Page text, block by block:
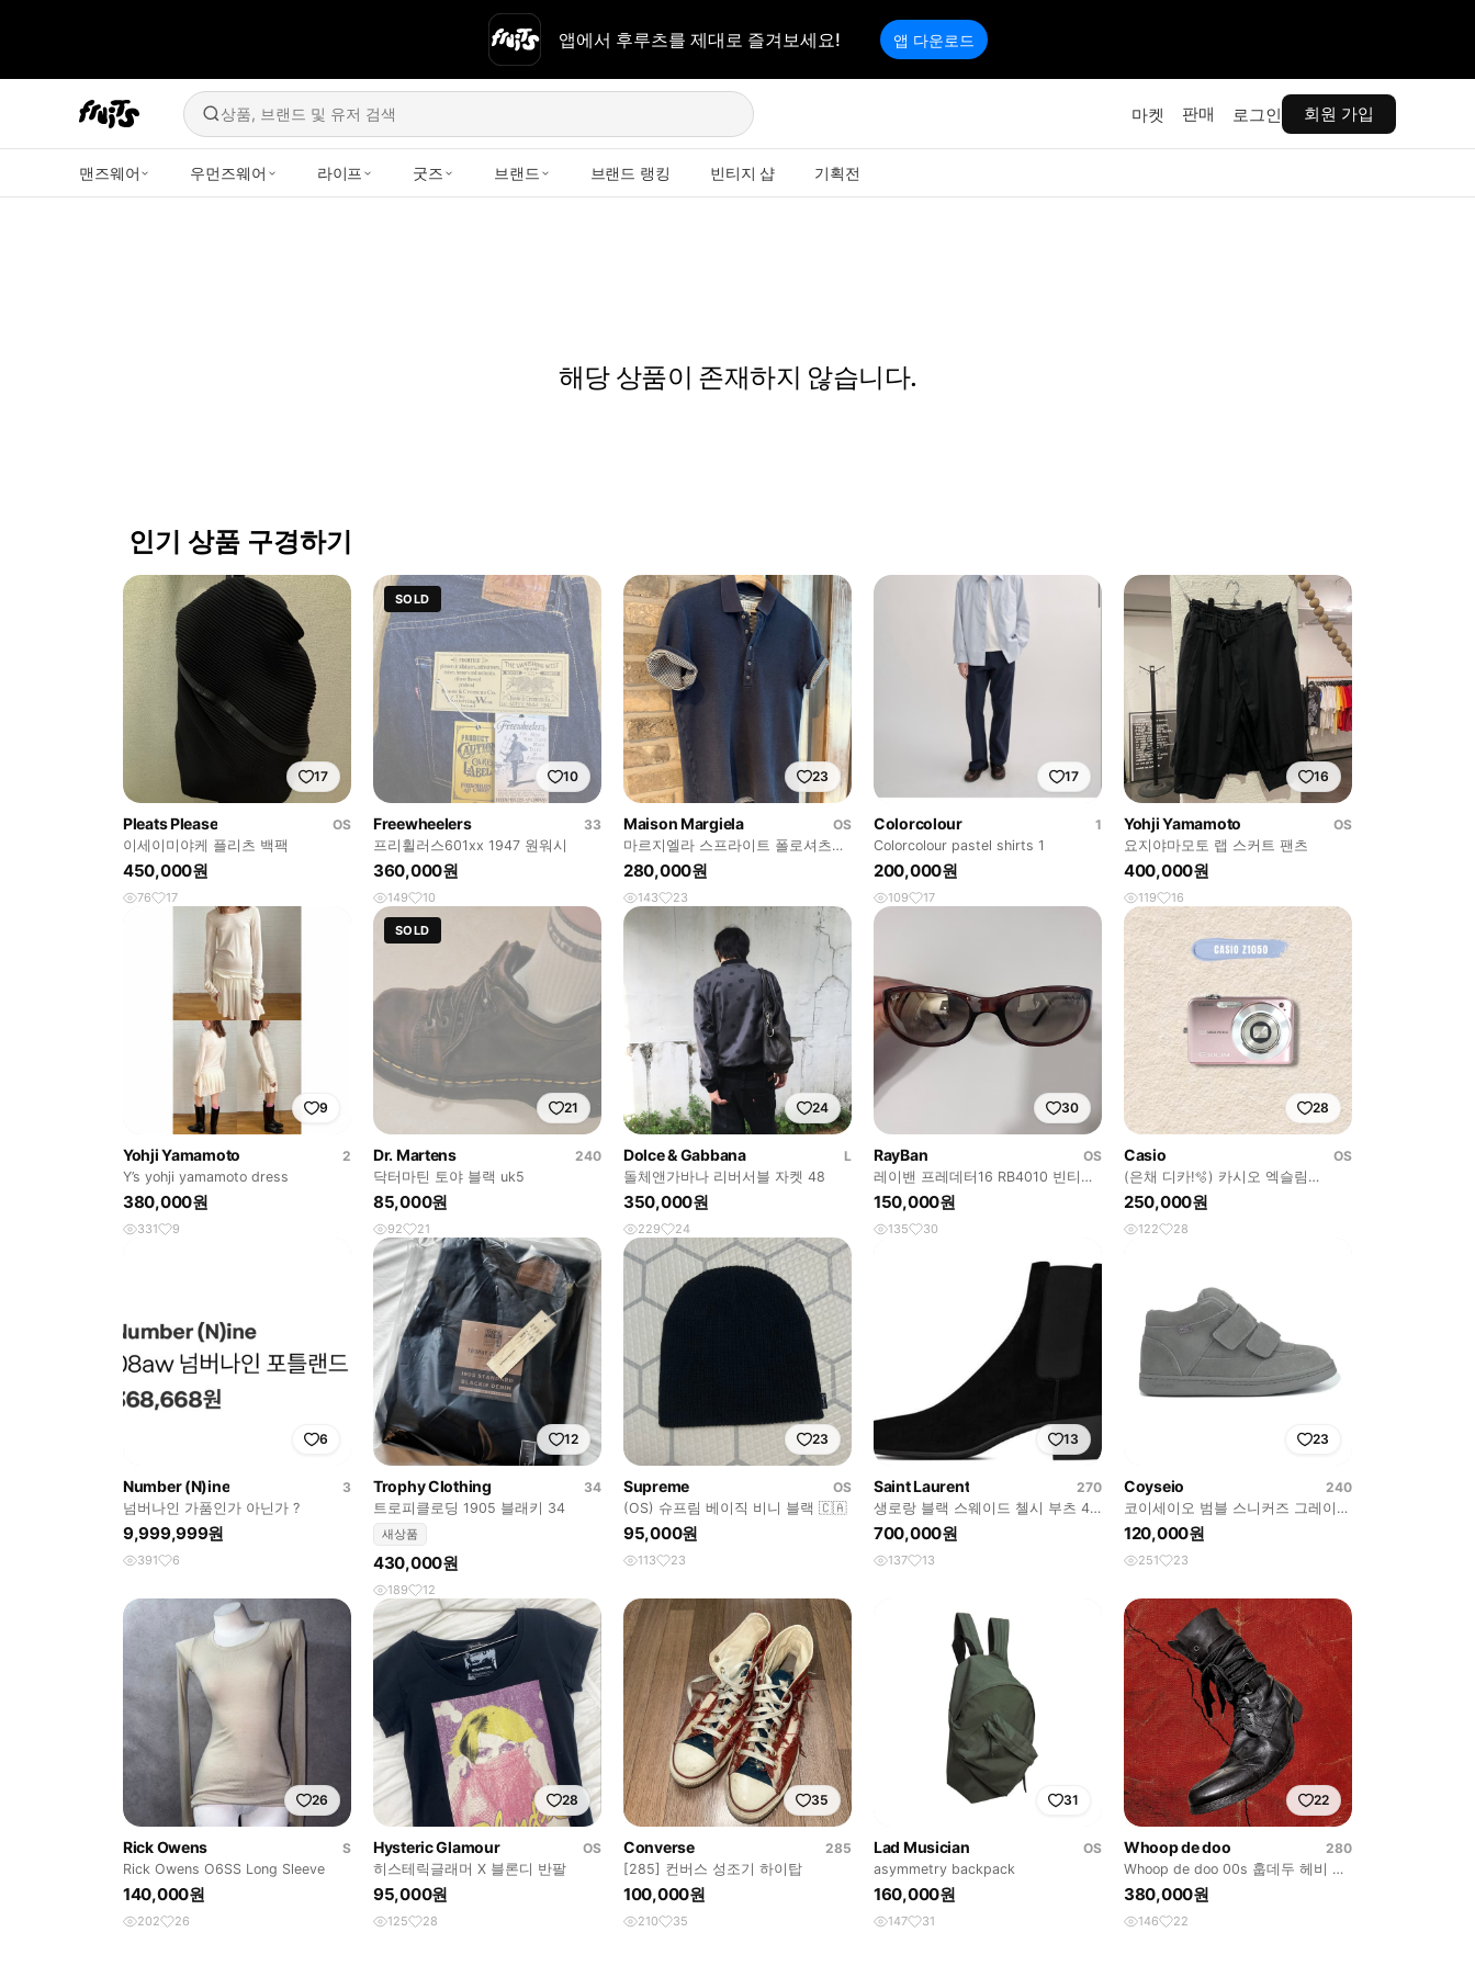
앱에서 후루츠를 제대로 즐겨보세요! 앱 다운로드
상품, 브랜드 및 유저 검색 마켓 판매 로그인 회원 가입
맨즈웨어 우먼즈웨어 라이프 굿즈 브랜드 브랜드 랭킹 빈티지 샵 기획전
해당 상품이 존재하지 않습니다.
인기 상품 구경하기
17
Pleats Please
OS
이세이미야케 플리츠 백팩
450,000원
76 17
SOLD
10
Freewheelers
33
프리휠러스601xx 1947 원워시
360,000원
149 10
23
Maison Margiela
OS
마르지엘라 스프라이트 폴로셔츠
46
280,000원
143 23
17
Colorcolour
1
Colorcolour pastel shirts 1
200,000원
109 17
16
Yohji Yamamoto
OS
요지야마모토 랩 스커트 팬츠
400,000원
119 16
9
Yohji Yamamoto
2
Y’s yohji yamamoto dress
380,000원
331 9
SOLD
21
Dr. Martens
240
닥터마틴 토야 블랙 uk5
85,000원
92 21
24
Dolce & Gabbana
L
돌체앤가바나 리버서블 자켓 48
350,000원
229 24
30
RayBan
OS
레이밴 프레데터16 RB4010 빈티지
발로라마 대디오 오클리
150,000원
135 30
28
Casio
OS
(은채 디카!🫧) 카시오 엑슬림
Z1050 디카/디지털카메라
250,000원
122 28
6
Number (N)ine
3
넘버나인 가품인가 아닌가 ?
9,999,999원
391 6
12
Trophy Clothing
34
트로피클로딩 1905 블래키 34
새상품
430,000원
189 12
23
Supreme
OS
(OS) 슈프림 베이직 비니 블랙 🇨🇦
95,000원
113 23
13
Saint Laurent
270
생로랑 블랙 스웨이드 첼시 부츠 42
joey
700,000원
137 13
23
Coyseio
240
코이세이오 범블 스니커즈 그레이
240
120,000원
251 23
26
Rick Owens
S
Rick Owens O6SS Long Sleeve
140,000원
202 26
28
Hysteric Glamour
OS
히스테릭글래머 X 블론디 반팔
95,000원
125 28
35
Converse
285
[285] 컨버스 성조기 하이탑
100,000원
210 35
31
Lad Musician
OS
asymmetry backpack
160,000원
147 31
22
Whoop de doo
280
Whoop de doo 00s 훕데두 헤비 레
이어드 컴벳 부츠 280
380,000원
146 22